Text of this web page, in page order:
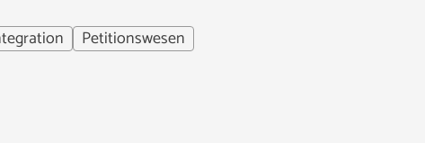
Petitionswesen